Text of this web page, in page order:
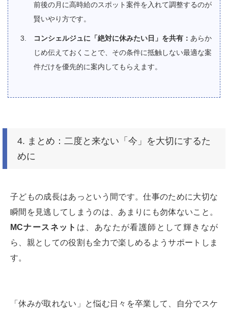
前後の月に高時給のスポット案件を入れて調整するのが
賢いやり方です。
コンシェルジュに「絶対に休みたい日」を共有： あらか
じめ伝えておくことで、その条件に抵触しない最適な案
件だけを優先的に案内してもらえます。
4. まとめ：二度と来ない「今」を大切にするた
めに
子どもの成長はあっという間です。仕事のために大切な
瞬間を見逃してしまうのは、あまりにも勿体ないこと。
MCナースネット は、あなたが看護師として輝きなが
ら、親としての役割も全力で楽しめるようサポートしま
す。
「休みが取れない」と悩む日々を卒業して、自分でスケ